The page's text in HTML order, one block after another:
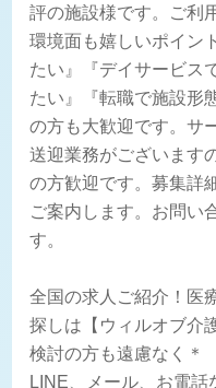
評の施設様です。ご利
環境面も嬉しいポイン
たい』『デイサービス
たい』『転職で施設形
の方も大歓迎です。サ
送迎業務がございます
の方歓迎です。募集詳
ご案内します。お問い
す。
全国の求人ご紹介！医
探しは【ウィルオブ介
検討の方も遠慮なく＊
LINE、メール、お電